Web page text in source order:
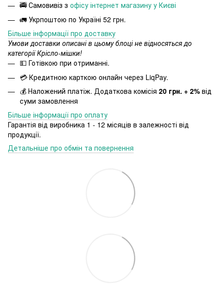
🚎 Самовивіз з офісу інтернет магазину у Києві
🚛 Укрпоштою по Україні 52 грн.
Більше інформації про доставку
Умови доставки описані в цьому блоці не відносяться до
категорії Крісло-мішки!
💵 Готівкою при отриманні.
💳 Кредитною карткою онлайн через LiqPay.
💰 Наложений платіж. Додаткова комісія 20 грн. + 2% від
суми замовлення
Більше інформації про оплату
Гарантія від виробника 1 - 12 місяців в залежності від
продукції.
Детальніше про обмін та повернення